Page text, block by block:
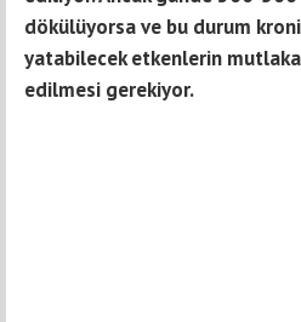
dökülüyorsa ve bu durum
yatabilecek etkenlerin mutlaka
edilmesi gerekiyor.